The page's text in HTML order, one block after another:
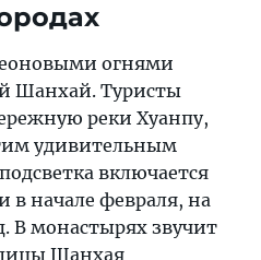
огнями
Шанхай. Туристы
реки Хуанпу,
удивительным
включается
в начале февраля, на
В монастырях звучит
Шанхая